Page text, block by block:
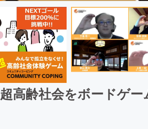
超高齢社会をボードゲ